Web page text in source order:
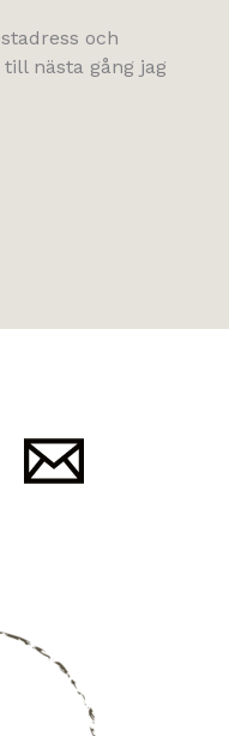
och
nästa gång jag